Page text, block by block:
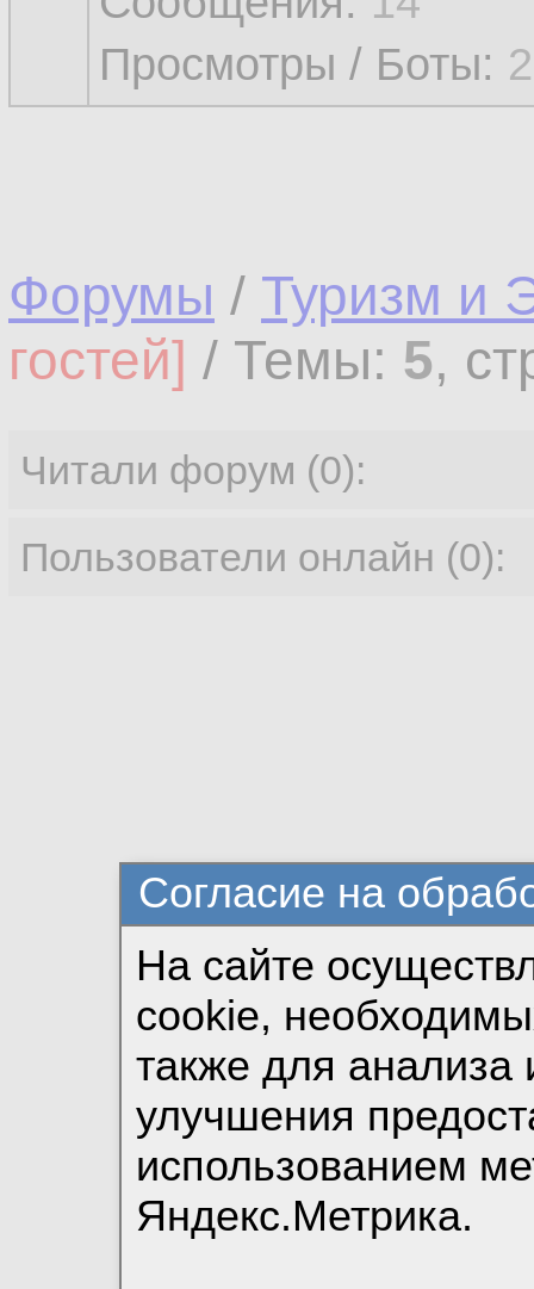
Просмотры / Боты:
Форумы / Туризм и
гостей] / Темы: 5,
Читали форум (0):
Пользователи онлайн (0):
Согласие на
На сайте
cookie,
также для анализа
улучшения
использованием
Яндекс.Метрика.